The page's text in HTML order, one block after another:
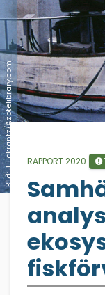
Bild: J. Lokrantz/Azotelibrary.com
;
RAPPORT 2020